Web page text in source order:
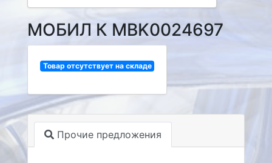
МОБИЛ К MBK0024697
Товар отсутствует на складе
Прочие предложения